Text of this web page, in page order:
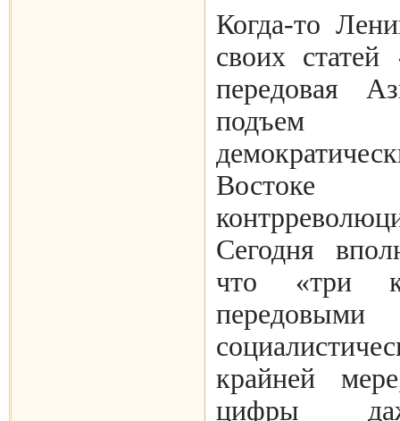
Когда-то
своих
передовая
подъем
Востоке
Сегодня
что «три
крайней
цифры